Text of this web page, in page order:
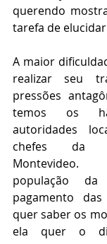
querendo
tarefa de
A maior
realizar seu
pressões
temos os
autoridades
chefes da
Montevideo.
população
pagamento
quer saber os
ela quer o